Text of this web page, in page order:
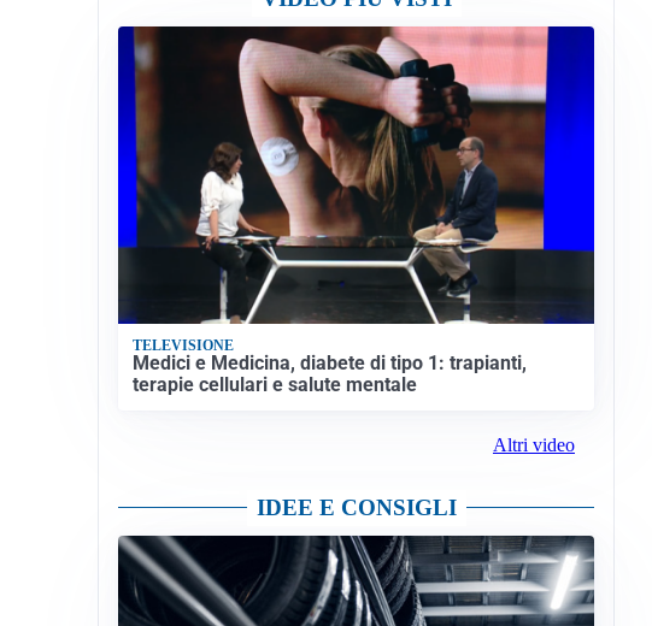
TELEVISIONE
Medici e Medicina, diabete di tipo 1: trapianti,
terapie cellulari e salute mentale
Altri video
IDEE E CONSIGLI